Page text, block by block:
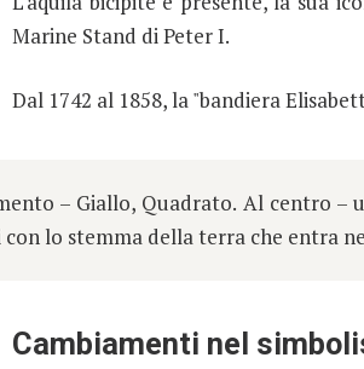
Marine Stand di Peter I.
Dal 1742 al 1858, la "bandiera
– Giallo, Quadrato. Al centro –
con lo stemma della terra che entra
Cambiamenti nel